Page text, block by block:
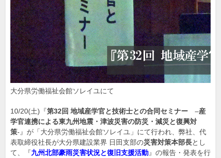
大分県労働福祉会館ソレイユにて
10/20(土)『第32回 地域産学官と技術士との合同セミナー –産
学官連携による東九州地震・津波災害の防災・減災と復興対
策-』が「大分県労働福祉会館ソレイユ」にて行われ、弊社、代
表取締役社長が大分県建設業界 日田支部の災害対策本部長とし
て、『九州北部豪雨災害状況と復旧支援活動』の報告・発表を行